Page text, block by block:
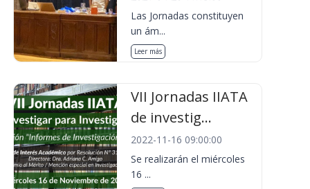
Las Jornadas constituyen
un ám...
Leer más
VII Jornadas IIATA
de investig...
2022-11-16 09:00:00
Se realizarán el miércoles
16 ...